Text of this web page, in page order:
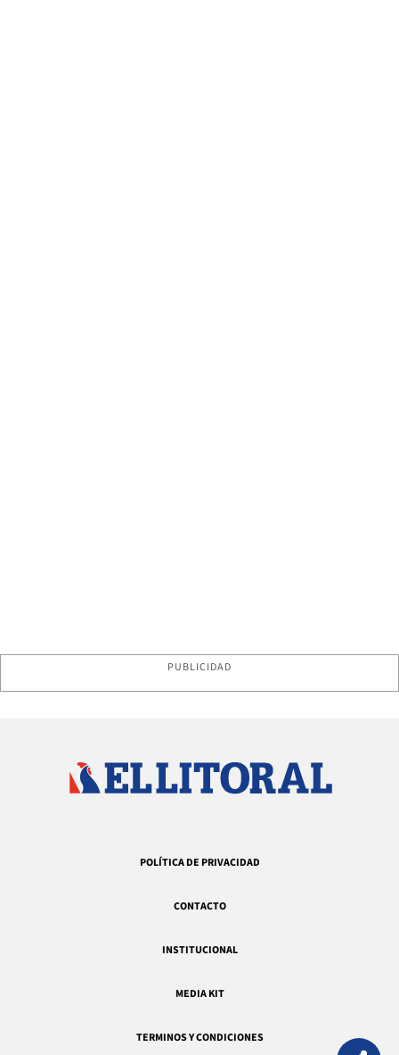
PUBLICIDAD
POLÍTICA DE PRIVACIDAD
CONTACTO
INSTITUCIONAL
MEDIA KIT
TERMINOS Y CONDICIONES